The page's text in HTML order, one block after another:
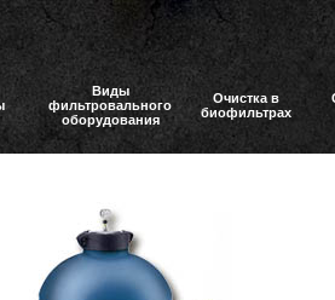
Виды
фильтровального
оборудования
Очистка в
биофильтрах